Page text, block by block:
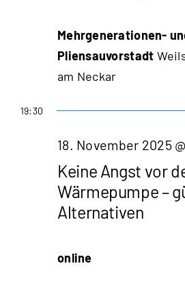
Mehrgenerationen-
Pliensauvorstadt
am Neckar
19:30
Keine Angst vor
Wärmepumpe –
Alternativen
18. November 2025
online